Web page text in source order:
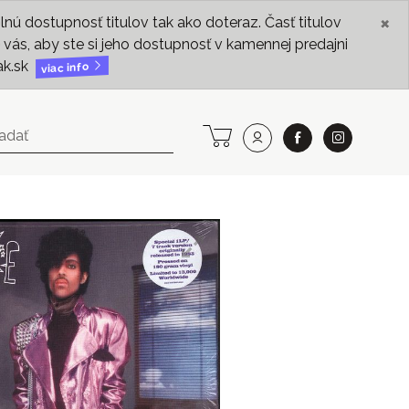
dostupnosť titulov tak ako doteraz. Časť titulov
aby ste si jeho dostupnosť v kamennej predajni
viac info
×